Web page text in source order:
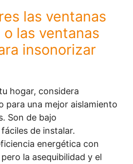
las ventanas
las ventanas
insonorizar
hogar, considera
para una mejor aislamiento
Son de bajo
de instalar.
energética con
la asequibilidad y el